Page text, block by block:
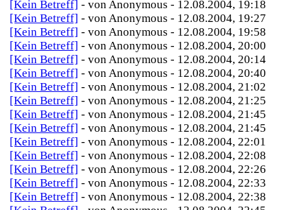
[Kein Betreff] - von Anonymous - 12.08.2004, 19:18
[Kein Betreff] - von Anonymous - 12.08.2004, 19:27
[Kein Betreff] - von Anonymous - 12.08.2004, 19:58
[Kein Betreff] - von Anonymous - 12.08.2004, 20:00
[Kein Betreff] - von Anonymous - 12.08.2004, 20:14
[Kein Betreff] - von Anonymous - 12.08.2004, 20:40
[Kein Betreff] - von Anonymous - 12.08.2004, 21:02
[Kein Betreff] - von Anonymous - 12.08.2004, 21:25
[Kein Betreff] - von Anonymous - 12.08.2004, 21:45
[Kein Betreff] - von Anonymous - 12.08.2004, 21:45
[Kein Betreff] - von Anonymous - 12.08.2004, 22:01
[Kein Betreff] - von Anonymous - 12.08.2004, 22:08
[Kein Betreff] - von Anonymous - 12.08.2004, 22:26
[Kein Betreff] - von Anonymous - 12.08.2004, 22:33
[Kein Betreff] - von Anonymous - 12.08.2004, 22:38